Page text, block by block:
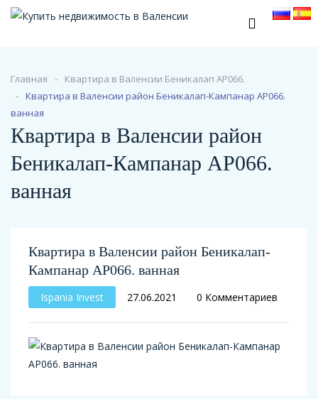
Главная
Квартира в Валенсии Беникалап АР066.
Квартира в Валенсии район Беникалап-Кампанар АР066.
ванная
Квартира в Валенсии район
Беникалап-Кампанар АР066.
ванная
Квартира в Валенсии район Беникалап-
Кампанар АР066. ванная
Ispania Invest 27.06.2021 0 Комментариев